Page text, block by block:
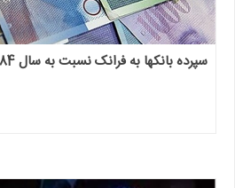
سپرده بانکها به فرانک نسبت به سال 84